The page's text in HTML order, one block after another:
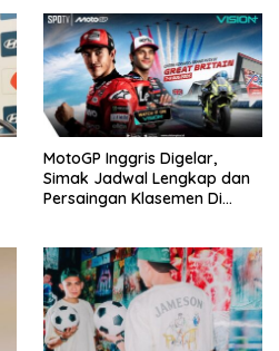
MotoGP Inggris Digelar,
Simak Jadwal Lengkap dan
Persaingan Klasemen Di